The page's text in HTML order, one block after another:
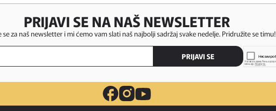
PRIJAVI SE NA NAŠ NEWSLETTER
se za naš newsletter i mi ćemo vam slati naš najbolji sadržaj svake nedelje. Pridružite se timu!
PRIJAVI SE